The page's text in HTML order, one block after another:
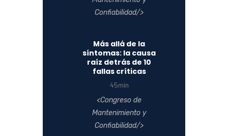
Confiabilidad
Más allá de la
síntomas: la causa
raíz detrás de 10
fallas críticas
45min
Congreso de
Mantenimiento y
Confiabilidad